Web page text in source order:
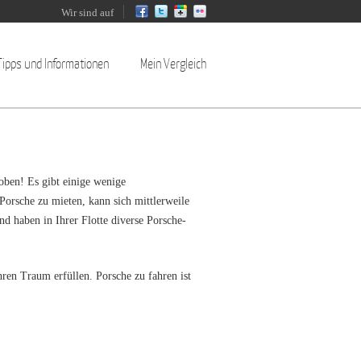
Wir sind auf
und Informationen Mein Vergleich
Es gibt einige wenige
zu mieten, kann sich mittlerweile
haben in Ihrer Flotte diverse Porsche-
Traum erfüllen. Porsche zu fahren ist